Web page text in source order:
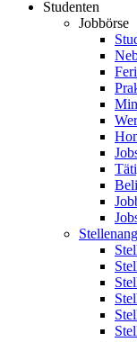
Studenten
Jobbörse